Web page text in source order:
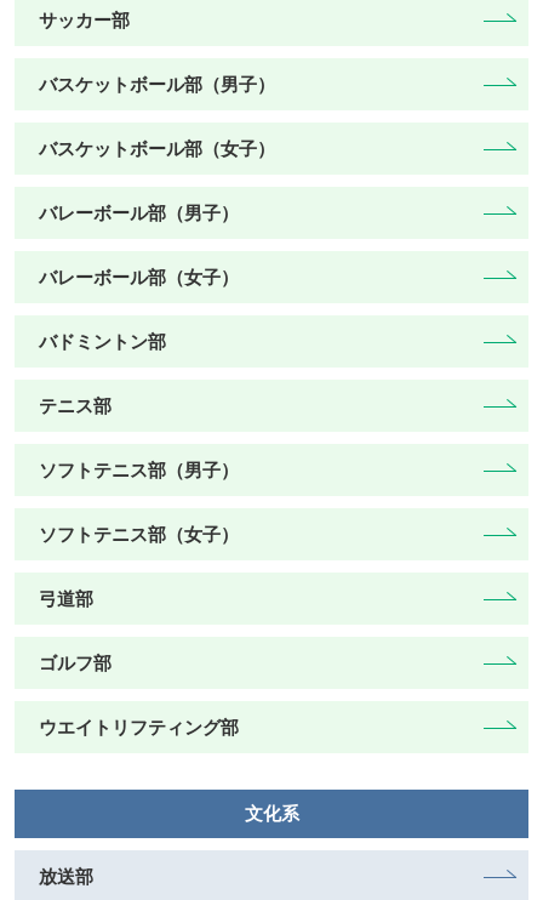
サッカー部
バスケットボール部（男子）
バスケットボール部（女子）
バレーボール部（男子）
バレーボール部（女子）
バドミントン部
テニス部
ソフトテニス部（男子）
ソフトテニス部（女子）
弓道部
ゴルフ部
ウエイトリフティング部
文化系
放送部